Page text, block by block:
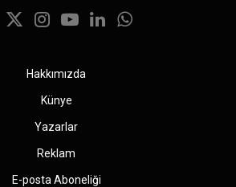
X
Instagram
YouTubeLinkedInWhatsApp
Hakkımızda
Künye
Yazarlar
Reklam
E-posta Aboneliği